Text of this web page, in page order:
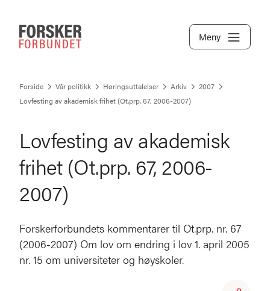
Meny
Forside Vår politikk Høringsuttalelser Arkiv
2007
Lovfesting av akademisk frihet (Ot.prp. 67, 2006-2007)
Lovfesting av akademisk
frihet (Ot.prp. 67, 2006-
2007)
Forskerforbundets kommentarer til Ot.prp. nr. 67
(2006-2007) Om lov om endring i lov 1. april 2005
nr. 15 om universiteter og høyskoler.